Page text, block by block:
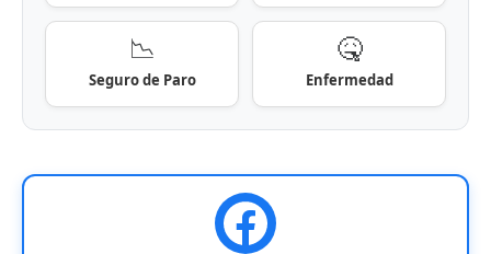
📉
Seguro de Paro
🤒
Enfermedad